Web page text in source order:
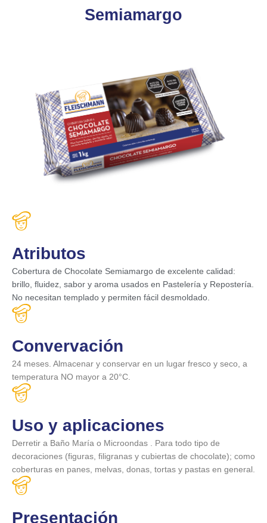
Semiamargo
Atributos
Cobertura de Chocolate Semiamargo de excelente calidad:
brillo, fluidez, sabor y aroma usados en Pastelería y Repostería.
No necesitan templado y permiten fácil desmoldado.
Convervación
24 meses. Almacenar y conservar en un lugar fresco y seco, a
temperatura NO mayor a 20°C.
Uso y aplicaciones
Derretir a Baño María o Microondas . Para todo tipo de
decoraciones (figuras, filigranas y cubiertas de chocolate); como
coberturas en panes, melvas, donas, tortas y pastas en general.
Presentación